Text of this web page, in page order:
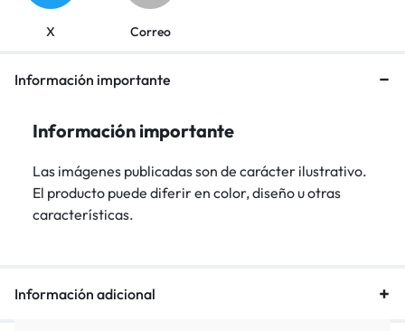
X Correo
Información importante
Información importante
Las imágenes publicadas son de carácter ilustrativo.
El producto puede diferir en color, diseño u otras
características.
Información adicional